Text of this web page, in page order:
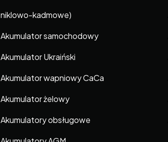
niklowo-kadmowe)
Akumulator samochodowy
Akumulator Ukraiński
Akumulator wapniowy CaCa
Akumulator żelowy
Akumulatory obsługowe